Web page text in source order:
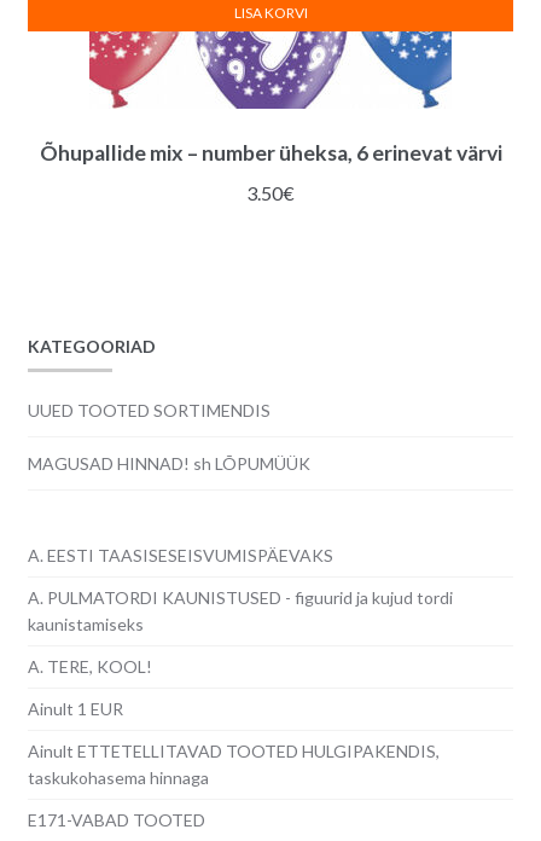
Õhupallide mix – number üheksa, 6 erinevat värvi
3.50€
LISA KORVI
KATEGOORIAD
UUED TOOTED SORTIMENDIS
MAGUSAD HINNAD! sh LÕPUMÜÜK
A. EESTI TAASISESEISVUMISPÄEVAKS
A. PULMATORDI KAUNISTUSED - figuurid ja kujud tordi
kaunistamiseks
A. TERE, KOOL!
Ainult 1 EUR
Ainult ETTETELLITAVAD TOOTED HULGIPAKENDIS,
taskukohasema hinnaga
E171-VABAD TOOTED